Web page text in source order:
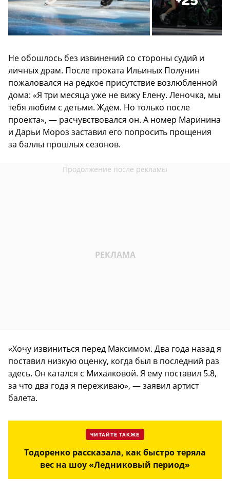
Не обошлось без извинений со стороны судий и
личных драм. После проката Ильиных Полунин
пожаловался на редкое присутствие возлюбленной
дома: «Я три месяца уже не вижу Елену. Леночка, мы
тебя любим с детьми. Ждем. Но только после
проекта», — расчувствовался он. А номер Маринина
и Дарьи Мороз заставил его попросить прощения
за баллы прошлых сезонов.
«Хочу извиниться перед Максимом. Два года назад я
поставил низкую оценку, когда был в последний раз
здесь. Он катался с Михалковой. Я ему поставил 5.8,
за что два года я переживаю», — заявил артист
балета.
ЧИТАЙТЕ ТАКЖЕ
Тодоренко рассказала, как быстро теряла
вес на шоу «Ледниковый период»